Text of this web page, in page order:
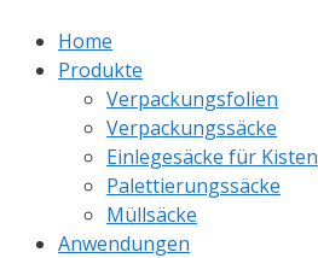
Home
Produkte
Verpackungsfolien
Verpackungssäcke
Einlegesäcke für Kisten
Palettierungssäcke
Müllsäcke
Anwendungen